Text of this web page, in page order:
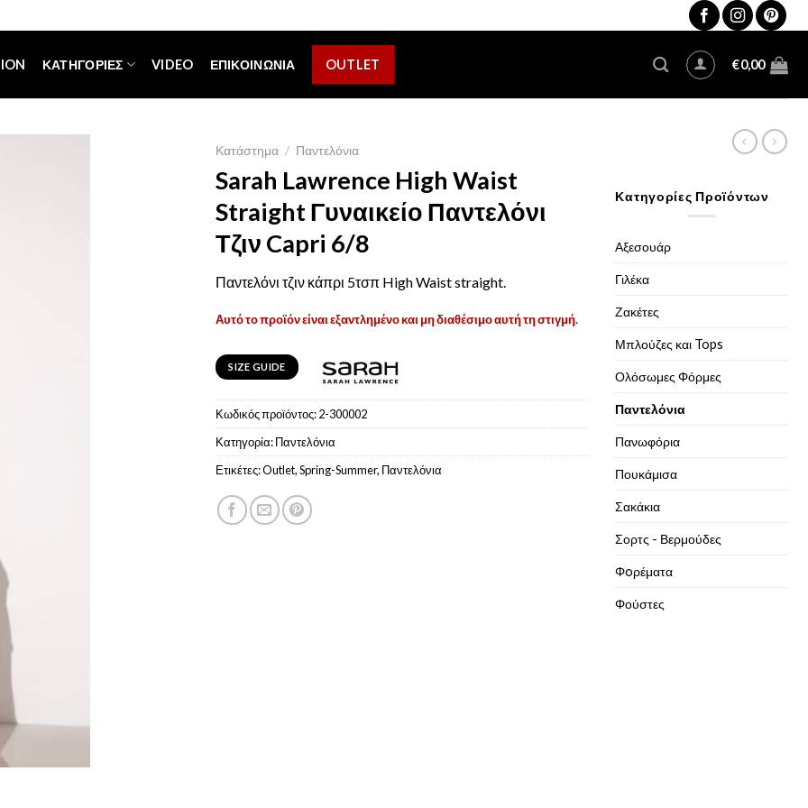
ΚΑΤΗΓΟΡΊΕΣ VIDEO ΕΠΙΚΟΙΝΩΝΊΑ OUTLET €0,00
Κατάστημα / Παντελόνια
Sarah Lawrence High Waist
Straight Γυναικείο Παντελόνι
Τζιν Capri 6/8
Παντελόνι τζιν κάπρι 5τσπ High Waist straight.
Αυτό το προϊόν είναι εξαντλημένο και μη διαθέσιμο αυτή τη στιγμή.
SIZE GUIDE
Κωδικός προϊόντος:2-300002
Κατηγορία:Παντελόνια
Ετικέτες:Outlet,Spring-Summer, Παντελόνια
Κατηγορίες Προϊόντων
Αξεσουάρ
Γιλέκα
Ζακέτες
Μπλούζες και Tops
Ολόσωμες Φόρμες
Παντελόνια
Πανωφόρια
Πουκάμισα
Σακάκια
Σορτς - Βερμούδες
Φoρέματα
Φούστες